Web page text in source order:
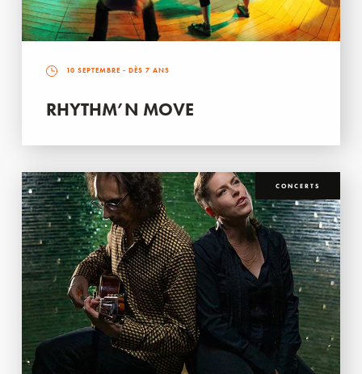
10 SEPTEMBRE - DÈS 7 ANS
RHYTHM’N MOVE
CONCERTS